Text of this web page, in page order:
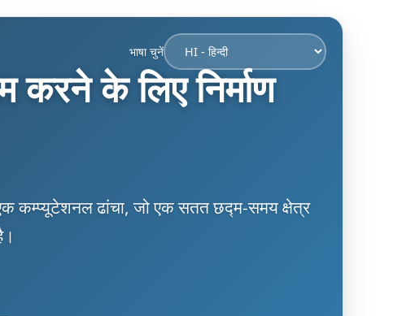
भाषा चुनें
करने के लिए निर्माण
कम्प्यूटेशनल ढांचा, जो एक सतत छद्म-समय क्षेत्र